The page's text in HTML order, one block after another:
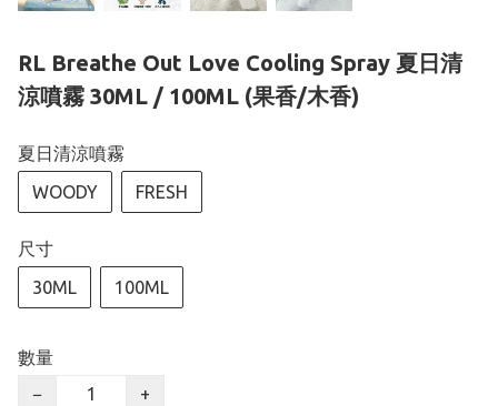
RL Breathe Out Love Cooling Spray 夏日清
涼噴霧 30ML / 100ML (果香/木香)
夏日清涼噴霧
WOODY
FRESH
尺寸
30ML
100ML
數量
−
+